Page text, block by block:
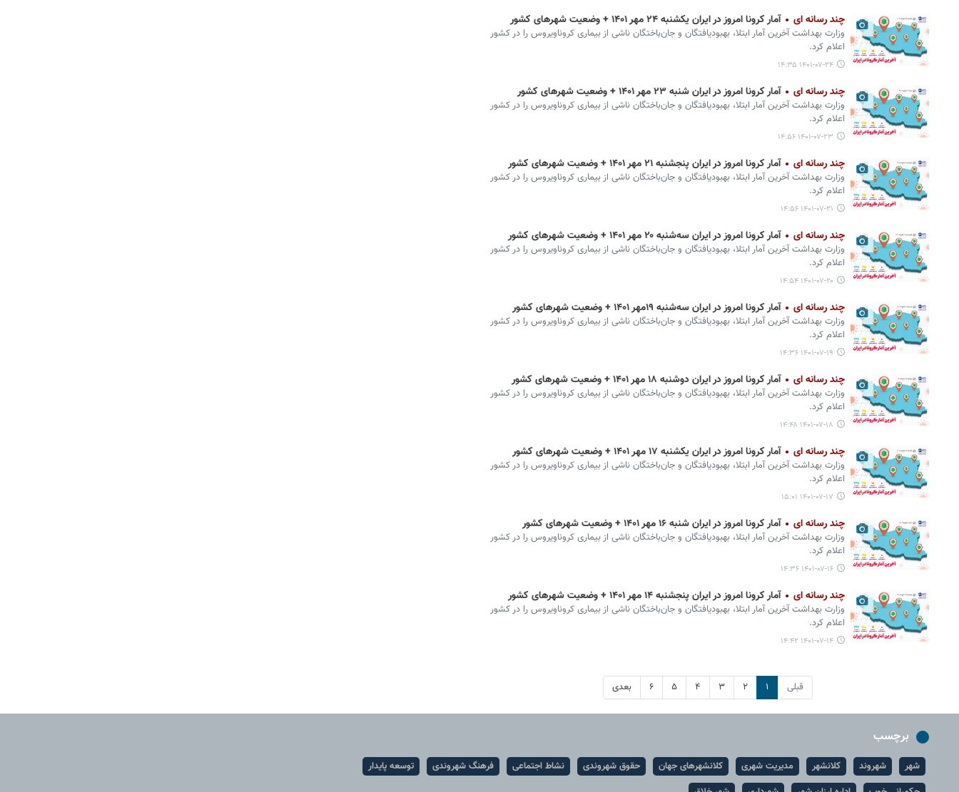
چند رسانه ای آمار کرونا امروز در ایران یکشنبه ۲۴ مهر ۱۴۰۱ + وضعیت شهرهای کشور
وزارت بهداشت آخرین آمار ابتلا، بهبودیافتگان و جان‌باختگان ناشی از بیماری کروناویروس را در کشور
اعلام کرد.
۱۴۰۱-۰۷-۲۴ ۱۴:۳۵
چند رسانه ای آمار کرونا امروز در ایران شنبه ۲۳ مهر ۱۴۰۱ + وضعیت شهرهای کشور
وزارت بهداشت آخرین آمار ابتلا، بهبودیافتگان و جان‌باختگان ناشی از بیماری کروناویروس را در کشور
اعلام کرد.
۱۴۰۱-۰۷-۲۳ ۱۴:۵۶
چند رسانه ای آمار کرونا امروز در ایران پنجشنبه ۲۱ مهر ۱۴۰۱ + وضعیت شهرهای کشور
وزارت بهداشت آخرین آمار ابتلا، بهبودیافتگان و جان‌باختگان ناشی از بیماری کروناویروس را در کشور
اعلام کرد.
۱۴۰۱-۰۷-۲۱ ۱۴:۵۶
چند رسانه ای آمار کرونا امروز در ایران سه‌شنبه ۲۰ مهر ۱۴۰۱ + وضعیت شهرهای کشور
وزارت بهداشت آخرین آمار ابتلا، بهبودیافتگان و جان‌باختگان ناشی از بیماری کروناویروس را در کشور
اعلام کرد.
۱۴۰۱-۰۷-۲۰ ۱۴:۵۴
چند رسانه ای آمار کرونا امروز در ایران سه‌شنبه ۱۹مهر ۱۴۰۱ + وضعیت شهرهای کشور
وزارت بهداشت آخرین آمار ابتلا، بهبودیافتگان و جان‌باختگان ناشی از بیماری کروناویروس را در کشور
اعلام کرد.
۱۴۰۱-۰۷-۱۹ ۱۴:۳۶
چند رسانه ای آمار کرونا امروز در ایران دوشنبه ۱۸ مهر ۱۴۰۱ + وضعیت شهرهای کشور
وزارت بهداشت آخرین آمار ابتلا، بهبودیافتگان و جان‌باختگان ناشی از بیماری کروناویروس را در کشور
اعلام کرد.
۱۴۰۱-۰۷-۱۸ ۱۴:۴۸
چند رسانه ای آمار کرونا امروز در ایران یکشنبه ۱۷ مهر ۱۴۰۱ + وضعیت شهرهای کشور
وزارت بهداشت آخرین آمار ابتلا، بهبودیافتگان و جان‌باختگان ناشی از بیماری کروناویروس را در کشور
اعلام کرد.
۱۴۰۱-۰۷-۱۷ ۱۵:۰۱
چند رسانه ای آمار کرونا امروز در ایران شنبه ۱۶ مهر ۱۴۰۱ + وضعیت شهرهای کشور
وزارت بهداشت آخرین آمار ابتلا، بهبودیافتگان و جان‌باختگان ناشی از بیماری کروناویروس را در کشور
اعلام کرد.
۱۴۰۱-۰۷-۱۶ ۱۴:۳۶
چند رسانه ای آمار کرونا امروز در ایران پنجشنبه ۱۴ مهر ۱۴۰۱ + وضعیت شهرهای کشور
وزارت بهداشت آخرین آمار ابتلا، بهبودیافتگان و جان‌باختگان ناشی از بیماری کروناویروس را در کشور
اعلام کرد.
۱۴۰۱-۰۷-۱۴ ۱۴:۴۲
قبلی ۱ ۲ ۳ ۴ ۵ ۶ بعدی
برچسب
شهر شهروند کلانشهر مدیریت شهری کلانشهرهای جهان حقوق شهروندی نشاط اجتماعی فرهنگ شهروندی
توسعه پایدار